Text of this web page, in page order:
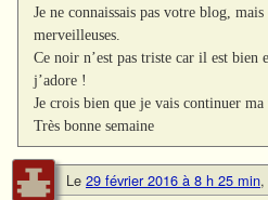
Je ne connaissais pas votre blog,
merveilleuses.
Ce noir n’est pas triste car il est bien
j’adore !
Je crois bien que je vais continuer
Très bonne semaine
Le 29 février 2016 à 8 h 25 min,